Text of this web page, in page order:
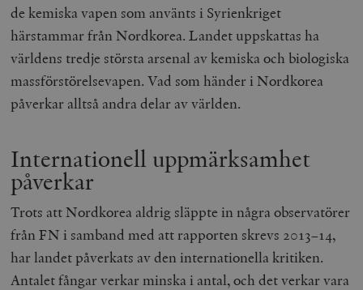
de kemiska vapen som använts i Syrienkriget
härstammar från Nordkorea. Landet uppskattas ha
världens tredje största arsenal av kemiska och biologiska
massförstörelsevapen. Vad som händer i Nordkorea
påverkar alltså andra delar av världen.
Internationell uppmärksamhet
påverkar
Trots att Nordkorea aldrig släppte in några observatörer
från FN i samband med att rapporten skrevs 2013–14,
har landet påverkats av den internationella kritiken.
Antalet fångar verkar minska i antal, och det verkar vara